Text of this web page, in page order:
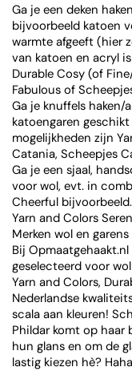
Ga je een deken
bijvoorbeeld katoen
warmte afgeeft (hier
van katoen en acryl
Durable Cosy (of
Fabulous of
Ga je knuffels haken/
katoengaren
mogelijkheden zijn
Catania, Scheepjes
Ga je een sjaal,
voor wol, evt. in
Cheerful
Yarn and Colors
Merken wol en garens
Bij
geselecteerd voor
Yarn and Colors,
Nederlandse
scala aan kleuren!
Phildar komt op haar
hun glans en om de
lastig kiezen hè?